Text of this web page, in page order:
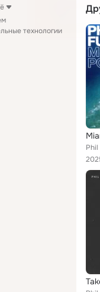
технологии